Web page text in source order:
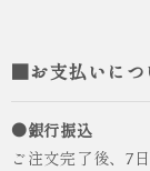
■お支払いにつ
●銀行振込
ご注文完了後、7